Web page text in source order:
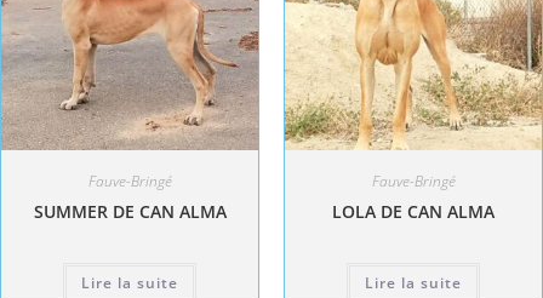
Fauve-Bringé
SUMMER DE CAN ALMA
Lire la suite
Fauve-Bringé
LOLA DE CAN ALMA
Lire la suite